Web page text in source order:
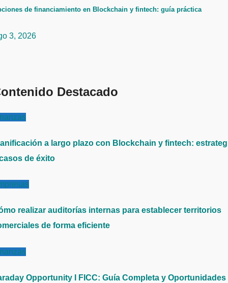
de financiamiento en Blockchain y fintech: guía práctica
3, 2026
Destacado
a largo plazo con Blockchain y fintech:
de éxito
realizar auditorías internas para establecer territorios
de forma eficiente
Opportunity I FICC: Guía Completa y Oportunidades